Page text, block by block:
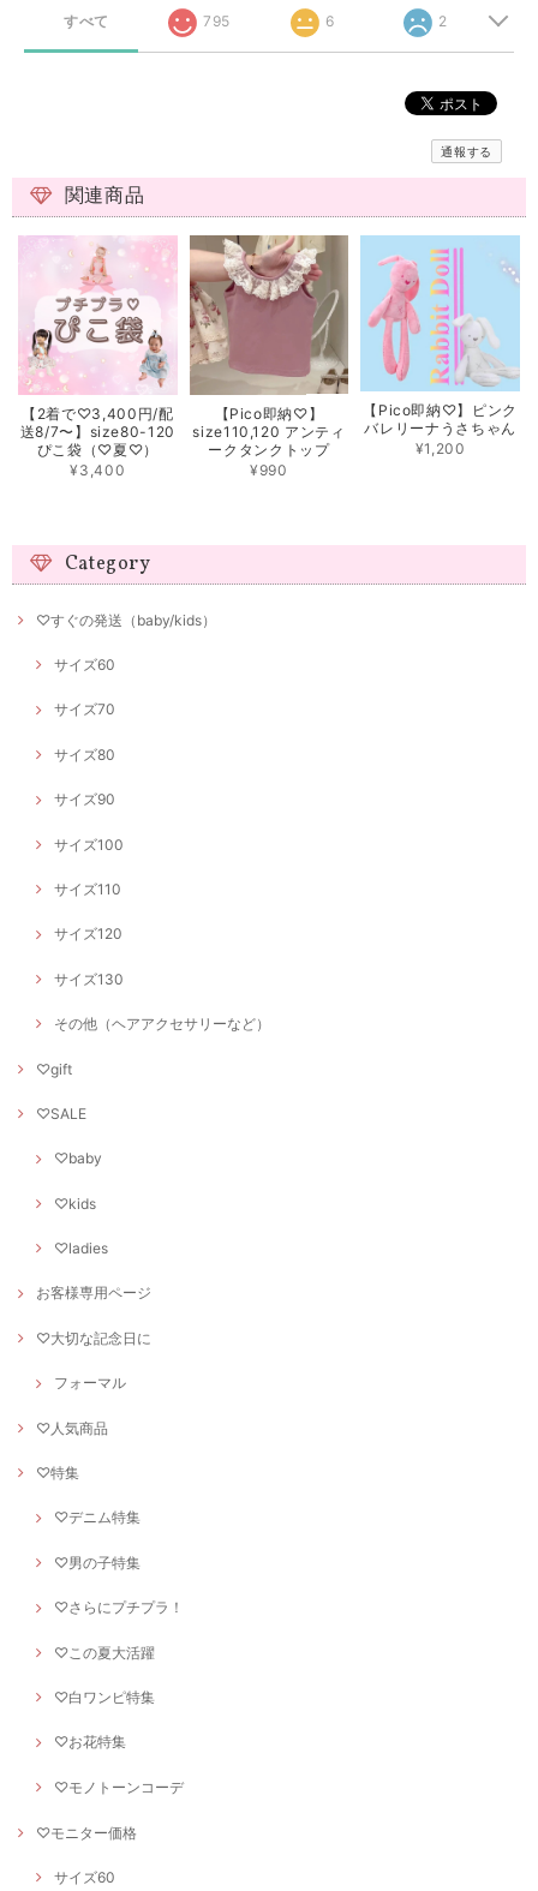
すべて 795 6 2
通報する
関連商品
【2着で♡3,400円/配
送8/7〜】size80-120
ぴこ袋（♡夏♡）
¥3,400
【Pico即納♡】
size110,120 アンティ
ークタンクトップ
¥990
【Pico即納♡】ピンク
バレリーナうさちゃん
¥1,200
Category
♡すぐの発送（baby/kids）
サイズ60
サイズ70
サイズ80
サイズ90
サイズ100
サイズ110
サイズ120
サイズ130
その他（ヘアアクセサリーなど）
♡gift
♡SALE
♡baby
♡kids
♡ladies
お客様専用ページ
♡大切な記念日に
フォーマル
♡人気商品
♡特集
♡デニム特集
♡男の子特集
♡さらにプチプラ！
♡この夏大活躍
♡白ワンピ特集
♡お花特集
♡モノトーンコーデ
♡モニター価格
サイズ60